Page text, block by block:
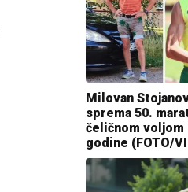
Milovan
sprema 50.
čeličnom
godine (FOTO/